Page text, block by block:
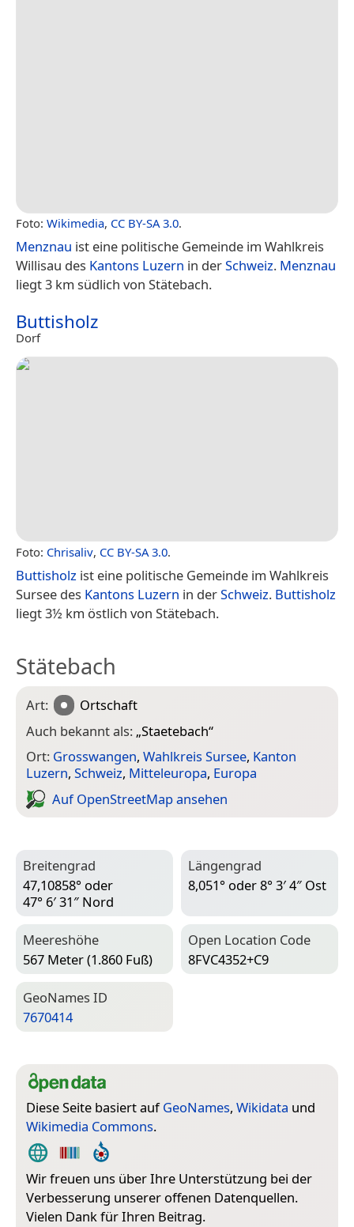
Foto: Wikimedia, CC BY-SA 3.0.
Menznau ist eine politische Gemeinde im Wahlkreis
Willisau des Kantons Luzern in derSchweiz. Menznau
liegt 3 km südlich von Stätebach.
Buttisholz
Dorf
Foto: Chrisaliv, CC BY-SA 3.0.
Buttisholz ist eine politische Gemeinde im Wahlkreis
Sursee des Kantons Luzern in derSchweiz. Buttisholz
liegt 3½ km östlich von Stätebach.
Stätebach
Art:
Ortschaft
Auch bekannt als: „Staetebach“
Ort: Grosswangen, Wahlkreis Sursee, Kanton
Luzern, Schweiz, Mitteleuropa, Europa
Auf Open­Street­Map ansehen
Breitengrad
47,10858° oder
47° 6′ 31″ Nord
Längengrad
8,051° oder 8° 3′ 4″ Ost
Meereshöhe
567 Meter (1.860 Fuß)
Open Location Code
8FVC4352+C9
Geo­Names ID
7670414
Diese Seite basiert aufGeoNames, Wikidata und
Wikimedia Commons.
Wir freuen uns über Ihre Unterstützung bei der
Verbesserung unserer offenen Datenquellen.
Vielen Dank für Ihren Beitrag.